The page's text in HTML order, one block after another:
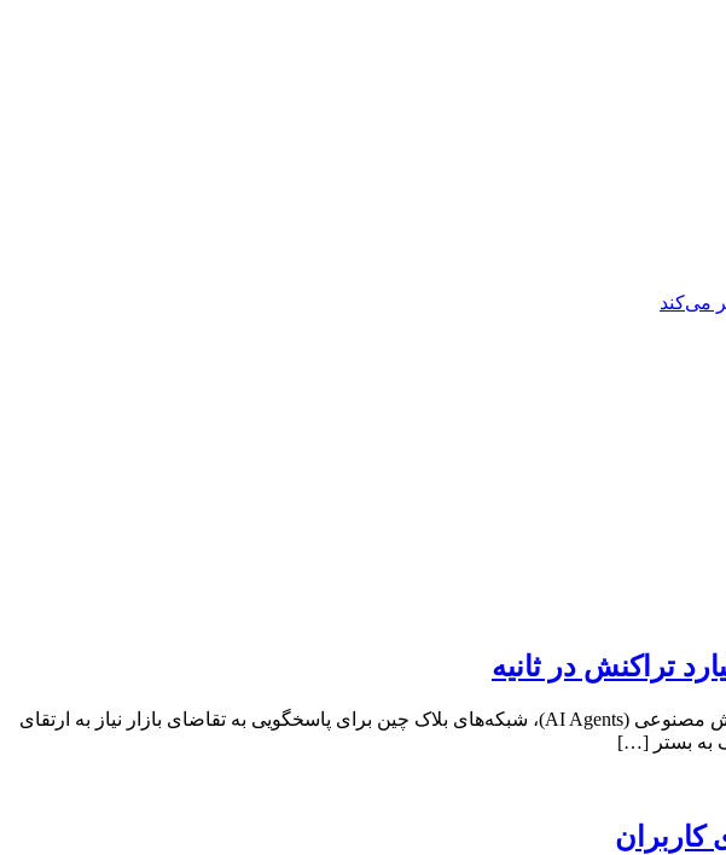
شرکت بزرگ خدمات مالی استرایپ (Stripe) در گزارش سالانه خود پیش‌بینی کرد که با ظهور و گسترش عوامل هوش مصنوعی (AI Agents)، شبکه‌های بلاک چین برای پاسخگویی به تقاضای بازار نیاز به ارتقای
کاربران